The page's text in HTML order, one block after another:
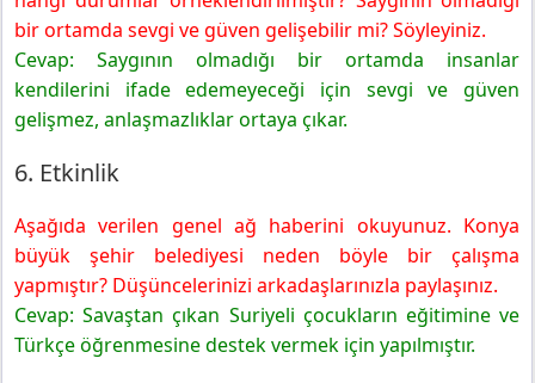
bir ortamda sevgi ve güven gelişebilir mi? Söyleyiniz.
Cevap: Saygının olmadığı bir ortamda insanlar
kendilerini ifade edemeyeceği için sevgi ve güven
gelişmez, anlaşmazlıklar ortaya çıkar.
6. Etkinlik
Aşağıda verilen genel ağ haberini okuyunuz. Konya
büyük şehir belediyesi neden böyle bir çalışma
yapmıştır? Düşüncelerinizi arkadaşlarınızla paylaşınız.
Cevap: Savaştan çıkan Suriyeli çocukların eğitimine ve
Türkçe öğrenmesine destek vermek için yapılmıştır.